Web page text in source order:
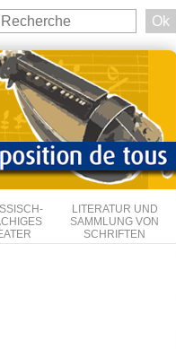
Search
this
site
LITERATUR UND
SAMMLUNG VON
SCHRIFTEN